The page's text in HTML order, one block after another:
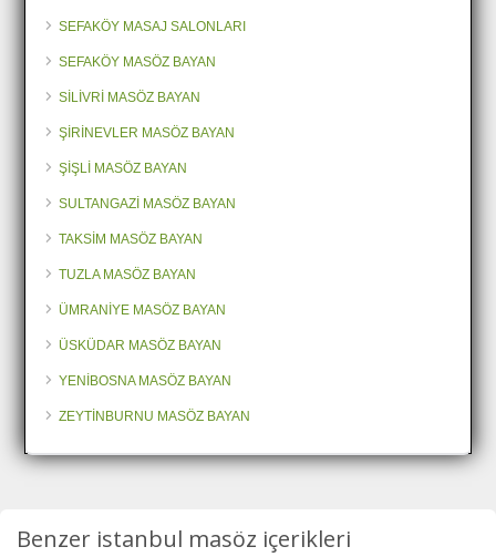
SEFAKÖY MASAJ SALONLARI
SEFAKÖY MASÖZ BAYAN
SİLİVRİ MASÖZ BAYAN
ŞİRİNEVLER MASÖZ BAYAN
ŞİŞLİ MASÖZ BAYAN
SULTANGAZİ MASÖZ BAYAN
TAKSİM MASÖZ BAYAN
TUZLA MASÖZ BAYAN
ÜMRANİYE MASÖZ BAYAN
ÜSKÜDAR MASÖZ BAYAN
YENİBOSNA MASÖZ BAYAN
ZEYTİNBURNU MASÖZ BAYAN
Benzer istanbul masöz içerikleri